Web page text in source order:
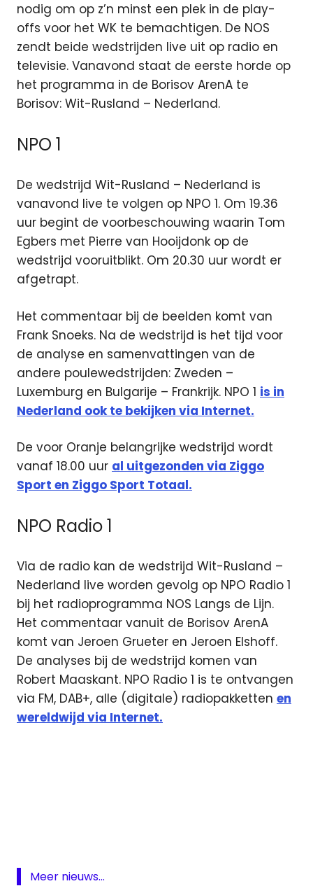
nodig om op z’n minst een plek in de play-
offs voor het WK te bemachtigen. De NOS
zendt beide wedstrijden live uit op radio en
televisie. Vanavond staat de eerste horde op
het programma in de Borisov ArenA te
Borisov: Wit-Rusland – Nederland.
NPO 1
De wedstrijd Wit-Rusland – Nederland is
vanavond live te volgen op NPO 1. Om 19.36
uur begint de voorbeschouwing waarin Tom
Egbers met Pierre van Hooijdonk op de
wedstrijd vooruitblikt. Om 20.30 uur wordt er
afgetrapt.
Het commentaar bij de beelden komt van
Frank Snoeks. Na de wedstrijd is het tijd voor
de analyse en samenvattingen van de
andere poulewedstrijden: Zweden –
Luxemburg en Bulgarije – Frankrijk. NPO 1 is in
Nederland ook te bekijken via Internet.
De voor Oranje belangrijke wedstrijd wordt
vanaf 18.00 uur al uitgezonden via Ziggo
Sport en Ziggo Sport Totaal.
NPO Radio 1
Via de radio kan de wedstrijd Wit-Rusland –
Nederland live worden gevolg op NPO Radio 1
bij het radioprogramma NOS Langs de Lijn.
Het commentaar vanuit de Borisov ArenA
komt van Jeroen Grueter en Jeroen Elshoff.
De analyses bij de wedstrijd komen van
Robert Maaskant. NPO Radio 1 is te ontvangen
via FM, DAB+, alle (digitale) radiopakketten en
wereldwijd via Internet.
live
Meer nieuws...